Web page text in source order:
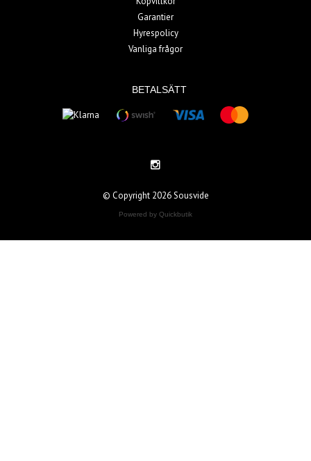
Garantier
Hyrespolicy
Vanliga frågor
BETALSÄTT
© Copyright 2026 Sousvide
Powered by Quickbutik